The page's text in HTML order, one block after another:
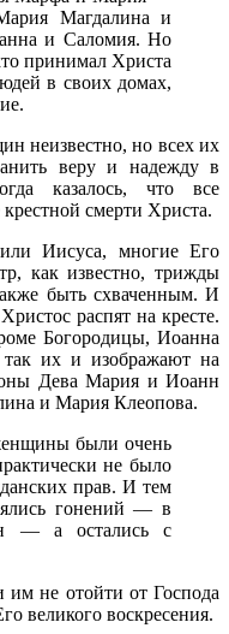
Магдалина и
и Саломия. Но
принимал Христа
в своих домах,
неизвестно, но всех их
веру и надежду в
казалось, что все
смерти Христа.
Иисуса, многие Его
как известно, трижды
быть схваченным. И
распят на кресте.
Богородицы, Иоанна
их и изображают на
Дева Мария и Иоанн
и Мария Клеопова.
были очень
не было
прав. И тем
гонений — в
— а остались с
им не отойти от Господа
великого воскресения.